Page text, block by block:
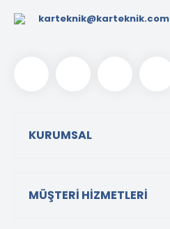
karteknik@karteknik.com
KURUMSAL
MÜŞTERİ HİZMETLERİ